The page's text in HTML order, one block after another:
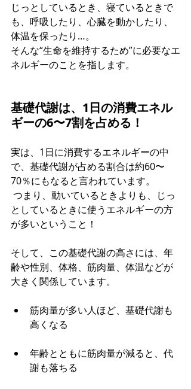
じっとしているとき、寝ているときで
も、呼吸したり、心臓を動かしたり、
体温を保ったり…。
そんな“生命を維持するため”に必要なエ
ネルギーのことを指します。
基礎代謝は、1日の消費エネル
ギーの6〜7割を占める！
実は、1日に消費するエネルギーの中
で、基礎代謝が占める割合は約60〜
70％にもなると言われています。
つまり、動いているときよりも、じっ
としているときに使うエネルギーの方
が多いということ！
そして、この基礎代謝の高さには、年
齢や性別、体格、筋肉量、体温などが
大きく関係しています。
筋肉量が多い人ほど、基礎代謝も
高くなる
年齢とともに筋肉量が減ると、代
謝も落ちる